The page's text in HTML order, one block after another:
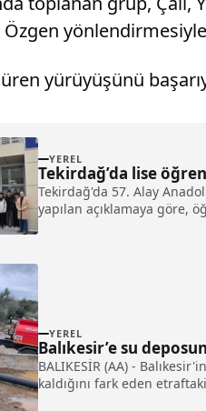
Özgen
yürüyüşünü
YEREL
Tekirdağ’da lise
Tekirdağ'da 57. Alay
yapılan açıklamaya göre,
YEREL
Balıkesir’e su
BALIKESİR (AA) -
kaldığını fark eden